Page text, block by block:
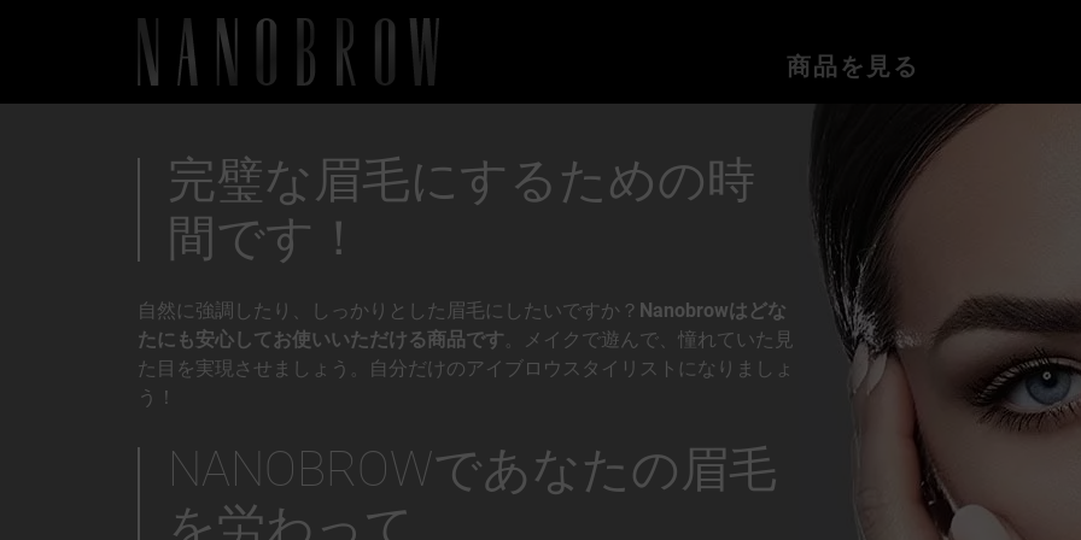
商品を見る
完璧な眉毛にするための時
間です！
自然に強調したり、しっかりとした眉毛にしたいですか？ Nanobrowはどな
たにも安心してお使いいただける商品です 。メイクで遊んで、憧れていた見
た目を実現させましょう。自分だけのアイブロウスタイリストになりましょ
う！
NANOBROWであなたの眉毛
を労わって